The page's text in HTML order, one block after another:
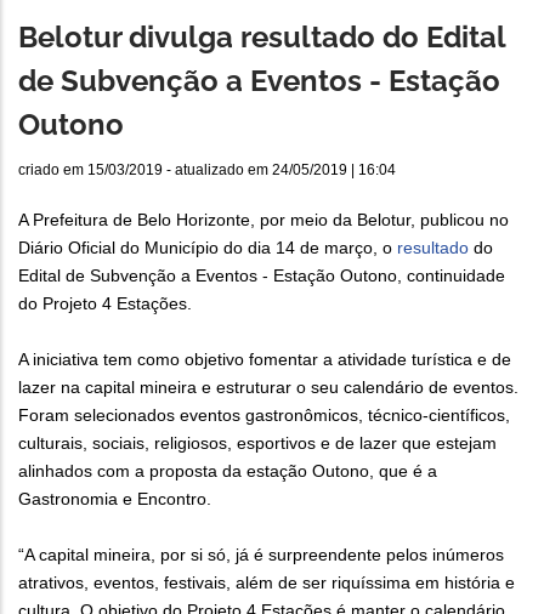
Belotur divulga resultado do Edital
de Subvenção a Eventos - Estação
Outono
criado em 15/03/2019 - atualizado em 24/05/2019 | 16:04
A Prefeitura de Belo Horizonte, por meio da Belotur, publicou no
Diário Oficial do Município do dia 14 de março, o resultado do
Edital de Subvenção a Eventos - Estação Outono, continuidade
do Projeto 4 Estações.
A iniciativa tem como objetivo fomentar a atividade turística e de
lazer na capital mineira e estruturar o seu calendário de eventos.
Foram selecionados eventos gastronômicos, técnico-científicos,
culturais, sociais, religiosos, esportivos e de lazer que estejam
alinhados com a proposta da estação Outono, que é a
Gastronomia e Encontro.
“A capital mineira, por si só, já é surpreendente pelos inúmeros
atrativos, eventos, festivais, além de ser riquíssima em história e